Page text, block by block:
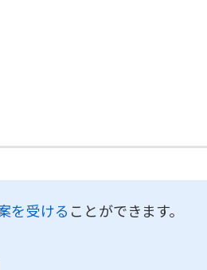
を受ける ことができます。